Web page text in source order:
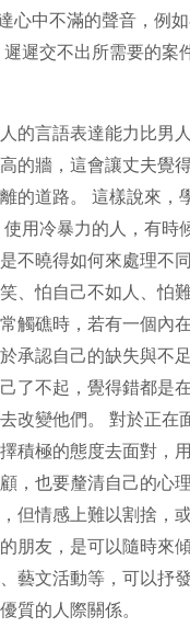
心中不滿的聲音，例
遲交不出所需要的案
的言語表達能力比男
的牆，這會讓丈夫覺
的道路。 這樣說來，
用冷暴力的人，有時
不曉得如何來處理不
、怕自己不如人、怕
觸礁時，若有一個內
認自己的缺失與不
了不起，覺得錯都是
改變他們。 對於正在
積極的態度去面對，
，也要釐清自己的心
但情感上難以割捨，
朋友，是可以隨時來
藝文活動等，可以抒
質的人際關係。